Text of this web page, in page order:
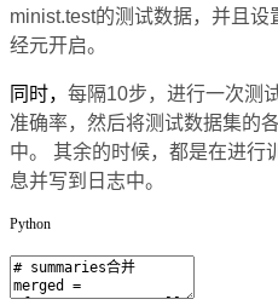
minist.test的测试数据，并且
经元开启。
同时， 每隔10步，进行一次测
准确率，然后将测试数据集的
中。 其余的时候，都是在进行
息并写到日志中。
Python